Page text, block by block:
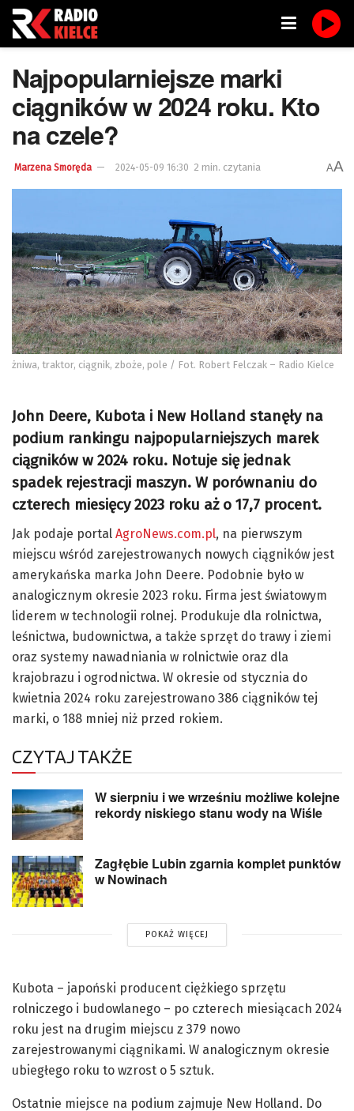
Najpopularniejsze marki
ciągników w 2024 roku. Kto
na czele?
Marzena Smoręda 2024-05-09 16:30 2 min. czytania AA
żniwa, traktor, ciągnik, zboże, pole / Fot. Robert Felczak – Radio Kielce
John Deere, Kubota i New Holland stanęły na
podium rankingu najpopularniejszych marek
ciągników w 2024 roku. Notuje się jednak
spadek rejestracji maszyn. W porównaniu do
czterech miesięcy 2023 roku aż o 17,7 procent.
Jak podaje portal AgroNews.com.pl, na pierwszym
miejscu wśród zarejestrowanych nowych ciągników jest
amerykańska marka John Deere. Podobnie było w
analogicznym okresie 2023 roku. Firma jest światowym
liderem w technologii rolnej. Produkuje dla rolnictwa,
leśnictwa, budownictwa, a także sprzęt do trawy i ziemi
oraz systemy nawadniania w rolnictwie oraz dla
krajobrazu i ogrodnictwa. W okresie od stycznia do
kwietnia 2024 roku zarejestrowano 386 ciągników tej
marki, o 188 mniej niż przed rokiem.
CZYTAJ TAKŻE
W sierpniu i we wrześniu możliwe kolejne
rekordy niskiego stanu wody na Wiśle
Zagłębie Lubin zgarnia komplet punktów
w Nowinach
POKAŻ WIĘCEJ
Kubota – japoński producent ciężkiego sprzętu
rolniczego i budowlanego – po czterech miesiącach 2024
roku jest na drugim miejscu z 379 nowo
zarejestrowanymi ciągnikami. W analogicznym okresie
ubiegłego roku to wzrost o 5 sztuk.
Ostatnie miejsce na podium zajmuje New Holland. Do